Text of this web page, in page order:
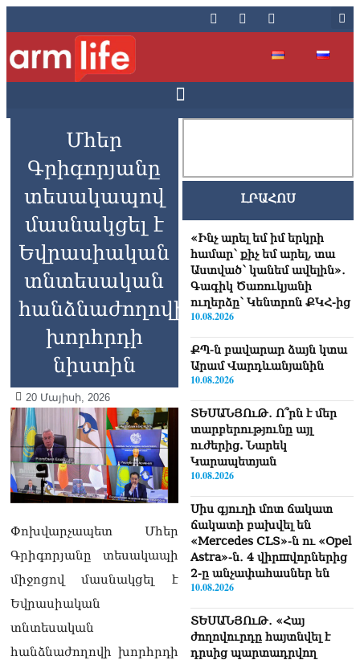
Մհեր
Գրիգորյանը
տեսակապով
մասնակցել է
Եվրասիական
տնտեսական
հանձնաժողովի
խորհրդի
նիստին
20 Մայիսի, 2026
Փոխվարչապետ Մհեր
Գրիգորյանը տեսակապի
միջոցով մասնակցել է
Եվրասիական
տնտեսական
հանձնաժողովի խորհրդի
ԼՐԱՀՈՍ
«Ինչ արել եմ իմ երկրի
համար՝ քիչ եմ արել, տա
Աստված՝ կանեմ ավելին»․
Գագիկ Ծառուկյանի
ուղերձը՝ Կենտրոն ՔԿՀ-ից
10.08.2026
ՔՊ-ն բավարար ձայն կտա
Արամ Վարդևանյանին
10.08.2026
ՏԵՍԱՆՅՈւԹ․ Ո՞րն է մեր
տարբերությունը այլ
ուժերից. Նարեկ
Կարապետյան
10.08.2026
Սիս գյուղի մոտ ճակատ
ճակատի բախվել են
«Mercedes CLS»-ն ու «Opel
Astra»-ն․ 4 վիրшվորներից
2-ը անչափահասներ են
10.08.2026
ՏԵՍԱՆՅՈւԹ․ «Հայ
ժողովուրդը հայտնվել է
դրսից պարտադրվող